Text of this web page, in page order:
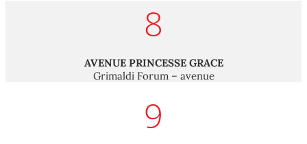
8
AVENUE PRINCESSE GRACE
Grimaldi Forum – avenue
9